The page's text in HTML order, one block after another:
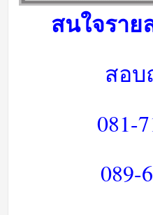
สนใจราย
สอบ
081-
089-